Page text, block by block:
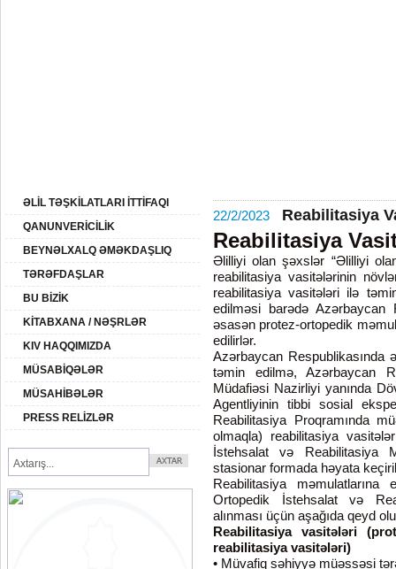
22/2/2023 Reabilitasiya
Reabilitasiya
Əlilliyi olan şəxslər “Əlilliyi
reabilitasiya vasitələrinin
reabilitasiya vasitələri ilə
edilməsi barədə Azərbaycan
əsasən protez-ortopedik
edilirlər.
Azərbaycan Respublikasında
təmin edilmə, Azərbaycan
Müdafiəsi Nazirliyi yanında
Agentliyinin tibbi sosial
Reabilitasiya Proqramında
olmaqla) reabilitasiya
İstehsalat və Reabilitasiya
stasionar formada həyata
Reabilitasiya
Ortopedik İstehsalat və
alınması üçün aşağıda qeyd
Reabilitasiya vasitələri
reabilitasiya vasitələri)
• Müvafiq səhiyyə müəssəsi
ƏLİL TƏŞKİLATLARI İTTİFAQI
QANUNVERİCİLİK
BEYNƏLXALQ ƏMƏKDAŞLIQ
TƏRƏFDAŞLAR
BU BİZİK
KİTABXANA / NƏŞRLƏR
KIV HAQQIMIZDA
MÜSABİQƏLƏR
MÜSAHİBƏLƏR
PRESS RELİZLƏR